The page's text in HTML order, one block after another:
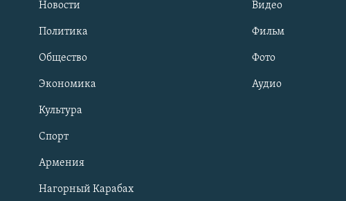
Новости
Политика
Общество
Экономика
Культура
Спорт
Армения
Нагорный Карабах
Видео
Фильм
Фото
Аудио